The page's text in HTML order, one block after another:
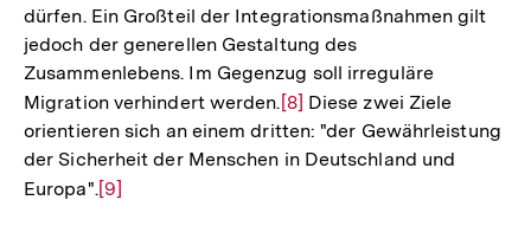
dürfen. Ein Großteil der Integrationsmaßnahmen gilt
jedoch der generellen Gestaltung des
Zusammenlebens. Im Gegenzug soll irreguläre
Migration verhindert werden. Zur
Auflösung
der
[8] Diese zwei Ziele
orientieren sich an einem dritten: "der Gewährleistung
der Sicherheit der Menschen in Deutschland und
Europa".Zur
[9]